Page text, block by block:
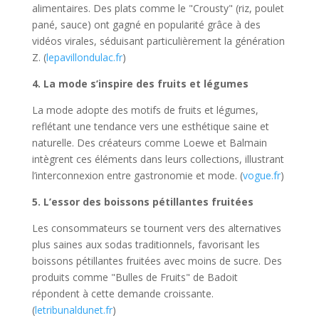
alimentaires. Des plats comme le "Crousty" (riz, poulet
pané, sauce) ont gagné en popularité grâce à des
vidéos virales, séduisant particulièrement la génération
Z. (lepavillondulac.fr)
4. La mode s’inspire des fruits et légumes
La mode adopte des motifs de fruits et légumes,
reflétant une tendance vers une esthétique saine et
naturelle. Des créateurs comme Loewe et Balmain
intègrent ces éléments dans leurs collections, illustrant
l’interconnexion entre gastronomie et mode. (vogue.fr)
5. L’essor des boissons pétillantes fruitées
Les consommateurs se tournent vers des alternatives
plus saines aux sodas traditionnels, favorisant les
boissons pétillantes fruitées avec moins de sucre. Des
produits comme "Bulles de Fruits" de Badoit
répondent à cette demande croissante.
(letribunaldunet.fr)